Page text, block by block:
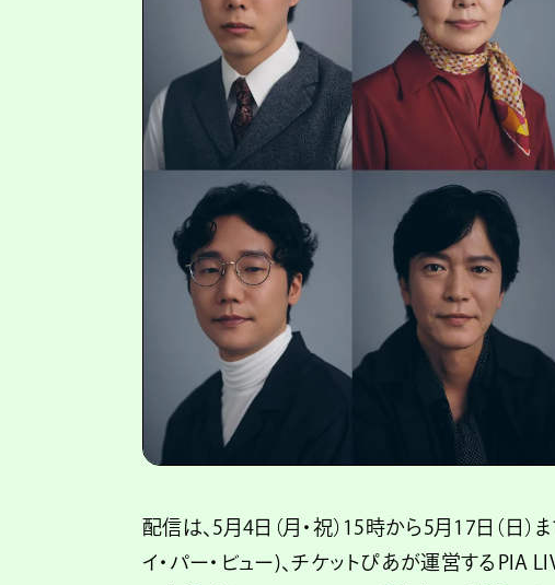
配信は、5月4日（月・祝）15時から5月17日（日
イ・パー・ビュー)、チケットぴあが運営するPIA